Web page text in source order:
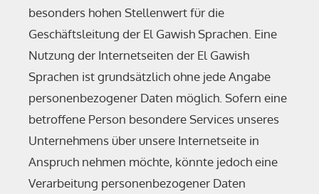
besonders hohen Stellenwert für die
Geschäftsleitung der El Gawish Sprachen. Eine
Nutzung der Internetseiten der El Gawish
Sprachen ist grundsätzlich ohne jede Angabe
personenbezogener Daten möglich. Sofern eine
betroffene Person besondere Services unseres
Unternehmens über unsere Internetseite in
Anspruch nehmen möchte, könnte jedoch eine
Verarbeitung personenbezogener Daten